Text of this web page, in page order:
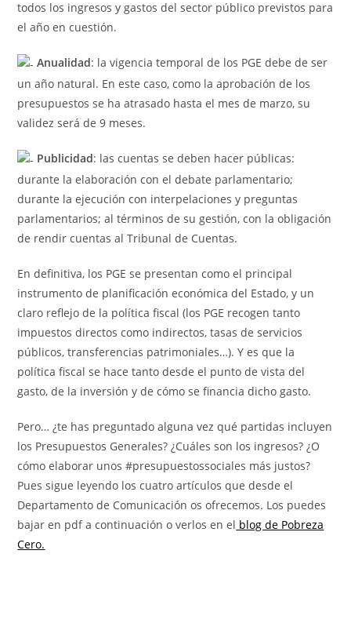
todos los ingresos y gastos del sector público previstos para
el año en cuestión.
Anualidad: la vigencia temporal de los PGE debe de ser
un año natural. En este caso, como la aprobación de los
presupuestos se ha atrasado hasta el mes de marzo, su
validez será de 9 meses.
Publicidad: las cuentas se deben hacer públicas:
durante la elaboración con el debate parlamentario;
durante la ejecución con interpelaciones y preguntas
parlamentarios; al términos de su gestión, con la obligación
de rendir cuentas al Tribunal de Cuentas.
En definitiva, los PGE se presentan como el principal
instrumento de planificación económica del Estado, y un
claro reflejo de la política fiscal (los PGE recogen tanto
impuestos directos como indirectos, tasas de servicios
públicos, transferencias patrimoniales…). Y es que la
política fiscal se hace tanto desde el punto de vista del
gasto, de la inversión y de cómo se financia dicho gasto.
Pero… ¿te has preguntado alguna vez qué partidas incluyen
los Presupuestos Generales? ¿Cuáles son los ingresos? ¿O
cómo elaborar unos #presupuestossociales más justos?
Pues sigue leyendo los cuatro artículos que desde el
Departamento de Comunicación os ofrecemos. Los puedes
bajar en pdf a continuación o verlos en el blog de Pobreza
Cero.